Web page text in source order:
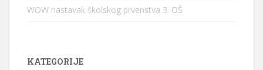
WOW nastavak školskog prvenstva 3. OŠ
KATEGORIJE